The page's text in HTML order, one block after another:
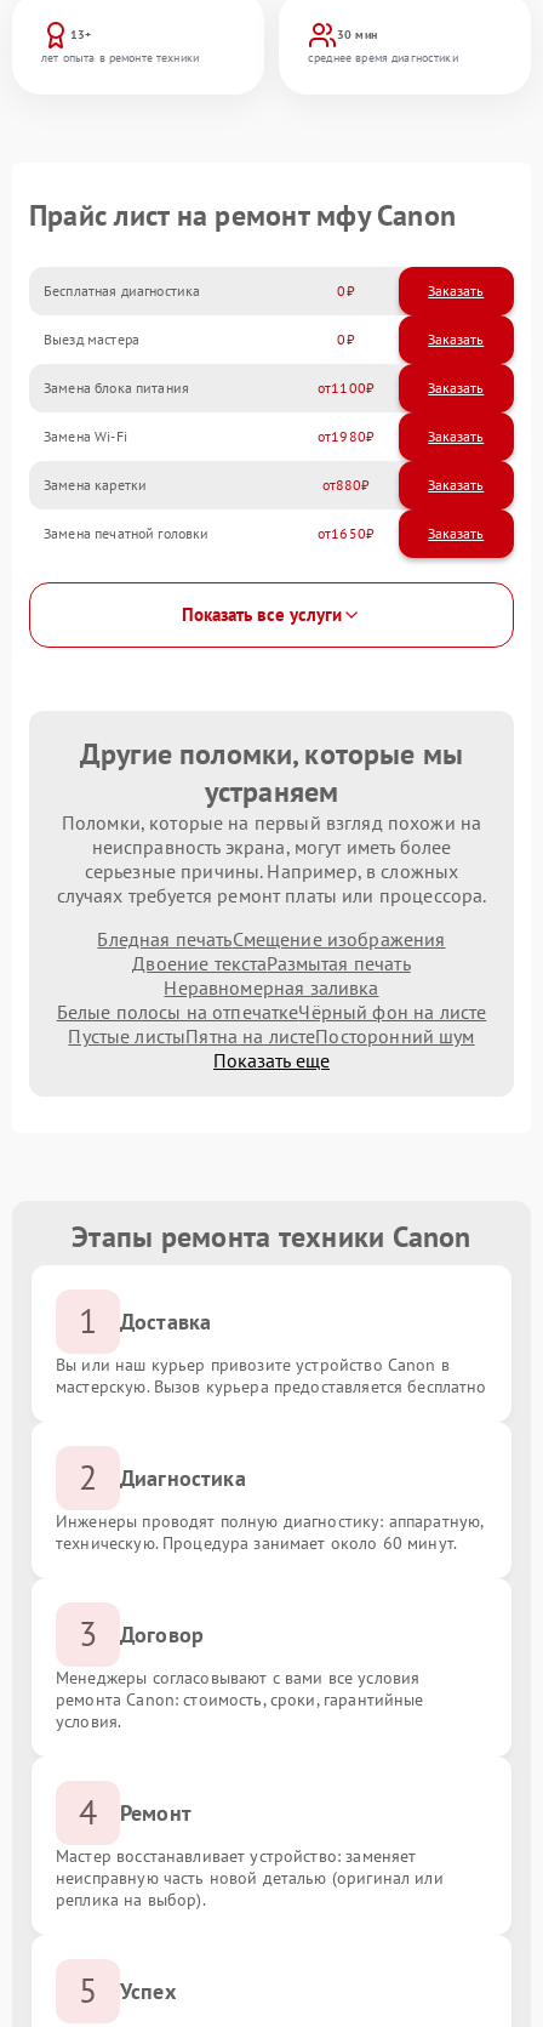
13+
лет опыта в ремонте техники
30 мин
среднее время диагностики
Прайс лист на ремонт мфу Canon
Бесплатная диагностика 0 Заказать
Выезд мастера 0 Заказать
Замена блока питания 1100
Замена Wi-Fi 1980
Замена каретки 880
Замена печатной головки 1650
Показать все услуги
Другие поломки, которые мы
устраняем
Поломки, которые на первый взгляд похожи на
неисправность экрана, могут иметь более
серьезные причины. Например, в сложных
случаях требуется ремонт платы или процессора.
Бледная печатьСмещение изображения
Двоение текстаРазмытая печать
Неравномерная заливка
Белые полосы на отпечаткеЧёрный фон на листе
Пустые листыПятна на листеПосторонний шум
Показать еще
Этапы ремонта техники Canon
1 Доставка
Вы или наш курьер привозите устройство Canon в
мастерскую. Вызов курьера предоставляется бесплатно
2 Диагностика
Инженеры проводят полную диагностику: аппаратную,
техническую. Процедура занимает около 60 минут.
3 Договор
Менеджеры согласовывают с вами все условия
ремонта Canon: стоимость, сроки, гарантийные
условия.
4 Ремонт
Мастер восстанавливает устройство: заменяет
неисправную часть новой деталью (оригинал или
реплика на выбор).
5 Успех